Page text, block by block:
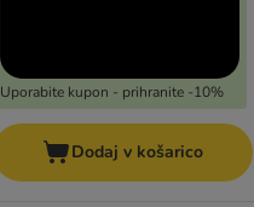
Uporabite kupon - prihranite -10%
Dodaj v košarico